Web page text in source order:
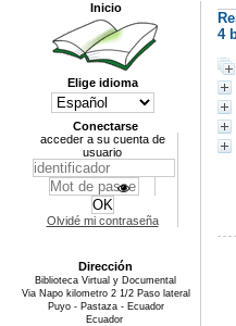
4
Inicio
Elige idioma
Conectarse
acceder a su cuenta de
usuario
Olvidé mi contraseña
Dirección
Biblioteca Virtual y Documental
Via Napo kilometro 2 1/2 Paso lateral
Puyo - Pastaza - Ecuador
Ecuador